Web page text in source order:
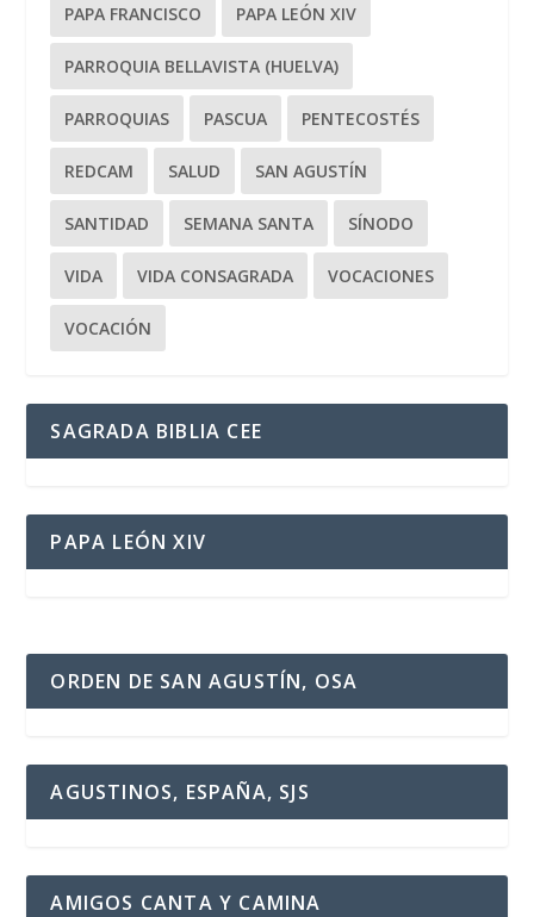
PAPA FRANCISCO PAPA LEÓN XIV
PARROQUIA BELLAVISTA (HUELVA)
PARROQUIAS PASCUA PENTECOSTÉS
REDCAM SALUD SAN AGUSTÍN
SANTIDAD SEMANA SANTA SÍNODO
VIDA VIDA CONSAGRADA VOCACIONES
VOCACIÓN
SAGRADA BIBLIA CEE
PAPA LEÓN XIV
ORDEN DE SAN AGUSTÍN, OSA
AGUSTINOS, ESPAÑA, SJS
AMIGOS CANTA Y CAMINA